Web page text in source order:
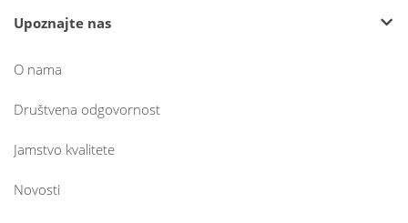
Upoznajte nas
O nama
Društvena odgovornost
Jamstvo kvalitete
Novosti